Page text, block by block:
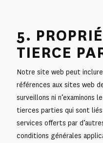
5.
TIERCE
Notre site web peut
références aux sites web
surveillons ni n’examinons
tierces parties qui sont
services offerts par
conditions générales